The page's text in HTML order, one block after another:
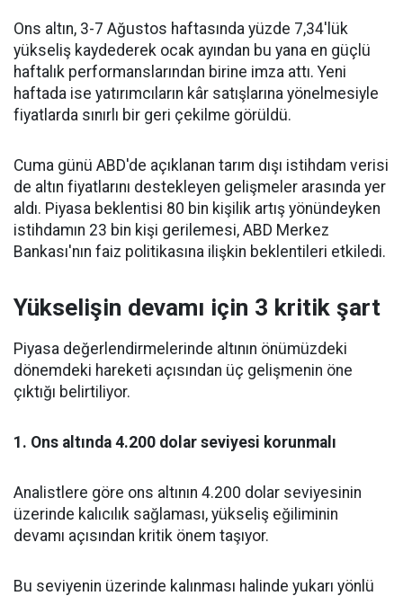
Ons altın, 3-7 Ağustos haftasında yüzde 7,34'lük
yükseliş kaydederek ocak ayından bu yana en güçlü
haftalık performanslarından birine imza attı. Yeni
haftada ise yatırımcıların kâr satışlarına yönelmesiyle
fiyatlarda sınırlı bir geri çekilme görüldü.
Cuma günü ABD'de açıklanan tarım dışı istihdam verisi
de altın fiyatlarını destekleyen gelişmeler arasında yer
aldı. Piyasa beklentisi 80 bin kişilik artış yönündeyken
istihdamın 23 bin kişi gerilemesi, ABD Merkez
Bankası'nın faiz politikasına ilişkin beklentileri etkiledi.
Yükselişin devamı için 3 kritik şart
Piyasa değerlendirmelerinde altının önümüzdeki
dönemdeki hareketi açısından üç gelişmenin öne
çıktığı belirtiliyor.
1. Ons altında 4.200 dolar seviyesi korunmalı
Analistlere göre ons altının 4.200 dolar seviyesinin
üzerinde kalıcılık sağlaması, yükseliş eğiliminin
devamı açısından kritik önem taşıyor.
Bu seviyenin üzerinde kalınması halinde yukarı yönlü